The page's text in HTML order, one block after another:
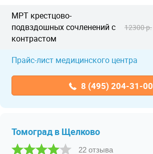
МРТ крестцово-
подвздошных сочленений с
контрастом
12300 р.
Прайс-лист медицинского центра
8 (495) 204-31-00
Томоград в Щелково
22 отзыва